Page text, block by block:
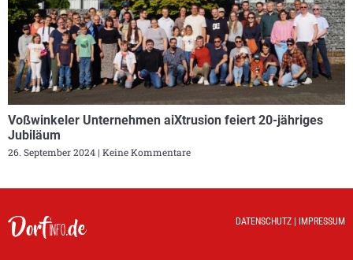
Voßwinkeler Unternehmen aiXtrusion feiert 20-jähriges
Jubiläum
26. September 2024 Keine Kommentare
DATENSCHUTZ IMPRESSUM